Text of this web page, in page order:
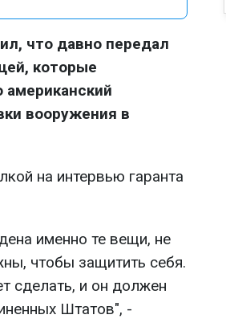
что давно передал
которые
американский
вооружения в
на интервью гаранта
именно те вещи, не
чтобы защитить себя.
сделать, и он должен
Штатов", -